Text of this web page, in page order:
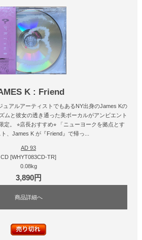
K : Friend
ュアルアーティストでもあるNY出身のJames Kの
ムと彼女の透き通った美ボーカルがアンビエント
。 ⭐︎店長おすすめ⭐︎ 「ニューヨークを拠点とす
、James K が『Friend』で帰っ...
AD 93
CD [WHYT083CD-TR]
0.08kg
3,890円
商品詳細へ